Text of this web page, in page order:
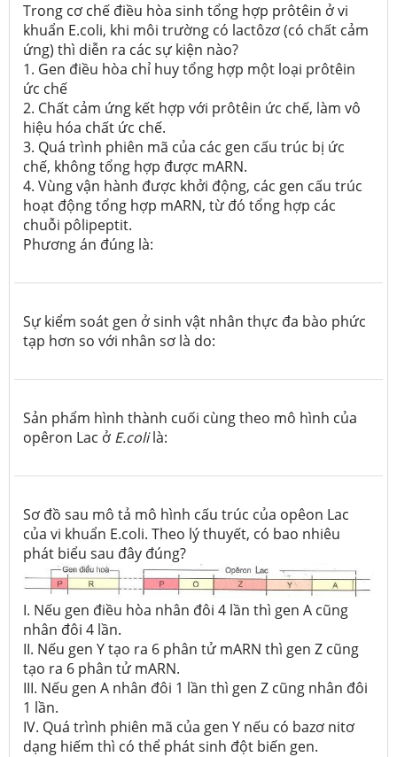
Trong cơ chế điều hòa sinh tổng hợp prôtêin ở vi
khuẩn E.coli, khi môi trường có lactôzơ (có chất cảm
ứng) thì diễn ra các sự kiện nào?
1. Gen điều hòa chỉ huy tổng hợp một loại prôtêin
ức chế
2. Chất cảm ứng kết hợp với prôtêin ức chế, làm vô
hiệu hóa chất ức chế.
3. Quá trình phiên mã của các gen cấu trúc bị ức
chế, không tổng hợp được mARN.
4. Vùng vận hành được khởi động, các gen cấu trúc
hoạt động tổng hợp mARN, từ đó tổng hợp các
chuỗi pôlipeptit.
Phương án đúng là:
Sự kiểm soát gen ở sinh vật nhân thực đa bào phức
tạp hơn so với nhân sơ là do:
Sản phẩm hình thành cuối cùng theo mô hình của
opêron Lac ở E.colilà:
Sơ đồ sau mô tả mô hình cấu trúc của opêon Lac
của vi khuẩn E.coli. Theo lý thuyết, có bao nhiêu
phát biểu sau đây đúng?
I. Nếu gen điều hòa nhân đôi 4 lần thì gen A cũng
nhân đôi 4 lần.
II. Nếu gen Y tạo ra 6 phân tử mARN thì gen Z cũng
tạo ra 6 phân tử mARN.
III. Nếu gen A nhân đôi 1 lần thì gen Z cũng nhân đôi
1 lần.
IV. Quá trình phiên mã của gen Y nếu có bazơ nitơ
dạng hiếm thì có thể phát sinh đột biến gen.